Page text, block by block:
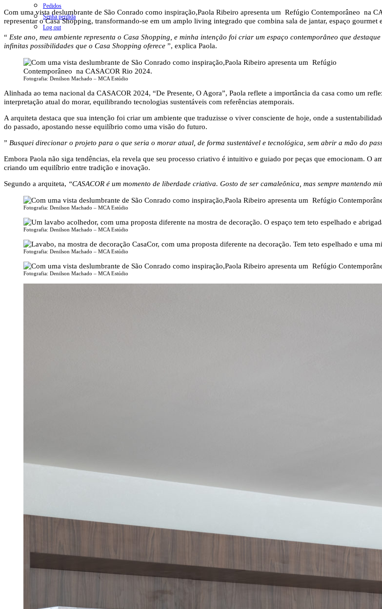
Pedidos
Senha perdida
Log out
Com uma vista deslumbrante de São Conrado como inspiração,Paola Ribeiro apresenta um Refúgio Contemporâneo na
representar o Casa Shopping, transformando-se em um amplo living integrado que combina sala de jantar, espaço
“ Este ano, meu ambiente representa o Casa Shopping, e minha intenção foi criar um espaço contemporâneo que
infinitas possibilidades que o Casa Shopping oferece ”, explica Paola.
Fotografia: Denilson Machado – MCA Estúdio
Alinhada ao tema nacional da CASACOR 2024, “De Presente, O Agora”, Paola reflete a importância da casa como um
interpretação atual do morar, equilibrando tecnologias sustentáveis ​​com referências atemporais.
A arquiteta destaca que sua intenção foi criar um ambiente que traduzisse o viver consciente de hoje, onde a
do passado, apostando nesse equilíbrio como uma visão do futuro.
” Busquei direcionar o projeto para o que seria o morar atual, de forma sustentável e tecnológica, sem abrir a mão do
Embora Paola não siga tendências, ela revela que seu processo criativo é intuitivo e guiado por peças que emocionam. O
criando um equilíbrio entre tradição e inovação.
Segundo a arquiteta, “CASACOR é um momento de liberdade criativa. Gosto de ser camaleônica, mas sempre mantendo
Fotografia: Denilson Machado – MCA Estúdio
Fotografia: Denilson Machado – MCA Estúdio
Fotografia: Denilson Machado – MCA Estúdio
Fotografia: Denilson Machado – MCA Estúdio